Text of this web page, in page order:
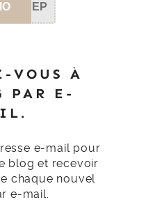
SEP
VOUS À
PAR E-
e-mail pour
blog et recevoir
chaque nouvel
e-mail.